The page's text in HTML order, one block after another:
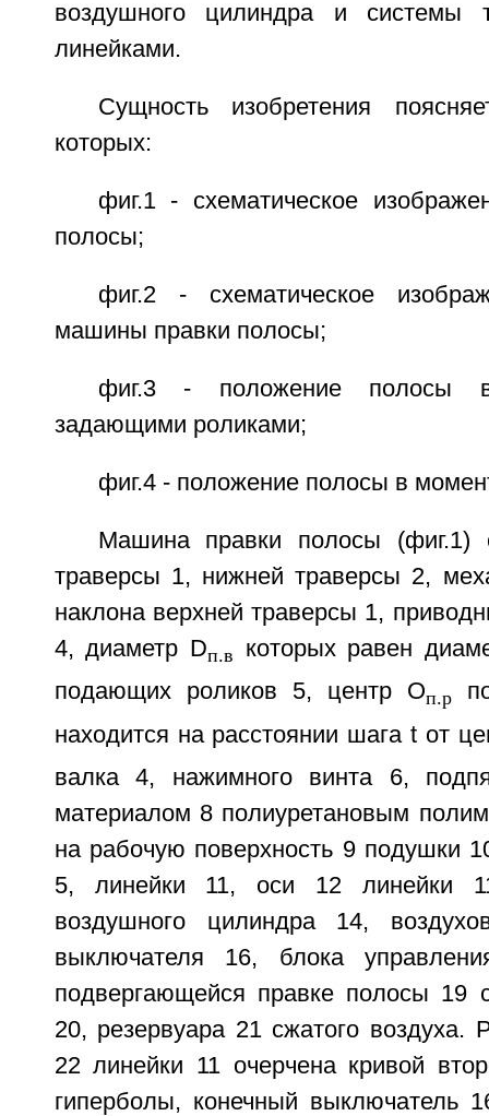
воздушного цилиндра и системы
линейками.
Сущность изобретения
которых:
фиг.1 - схематическое
полосы;
фиг.2 - схематическое
машины правки полосы;
фиг.3 - положение полосы
задающими роликами;
фиг.4 - положение полосы в
Машина правки полосы (фиг.1)
траверсы 1, нижней траверсы 2,
наклона верхней траверсы 1,
4, диаметр Dп.в
которых равен
подающих роликов 5, центр Оп.р
находится на расстоянии шага t от
валка 4, нажимного винта 6,
материалом 8 полиуретановым
на рабочую поверхность 9 подушки
5, линейки 11, оси 12 линейки
воздушного цилиндра 14,
выключателя 16, блока
подвергающейся правке полосы 19
20, резервуара 21 сжатого воздуха.
22 линейки 11 очерчена кривой
гиперболы, конечный выключатель